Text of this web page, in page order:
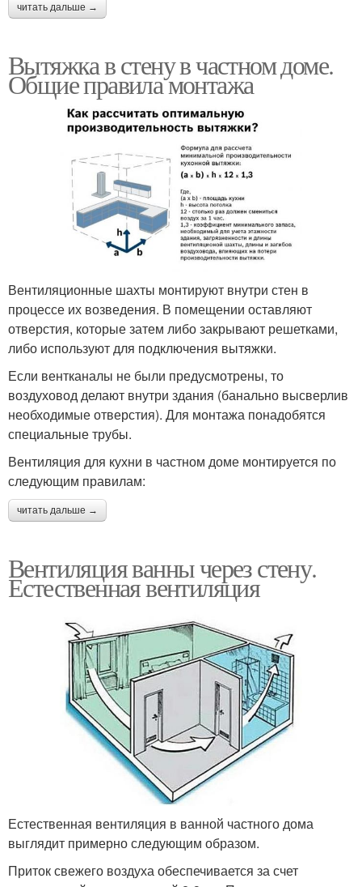
читать дальше →
Вытяжка в стену в частном доме.
Общие правила монтажа
Вентиляционные шахты монтируют внутри стен в
процессе их возведения. В помещении оставляют
отверстия, которые затем либо закрывают решетками,
либо используют для подключения вытяжки.
Если вентканалы не были предусмотрены, то
воздуховод делают внутри здания (банально высверлив
необходимые отверстия). Для монтажа понадобятся
специальные трубы.
Вентиляция для кухни в частном доме монтируется по
следующим правилам:
читать дальше →
Вентиляция ванны через стену.
Естественная вентиляция
Естественная вентиляция в ванной частного дома
выглядит примерно следующим образом.
Приток свежего воздуха обеспечивается за счет